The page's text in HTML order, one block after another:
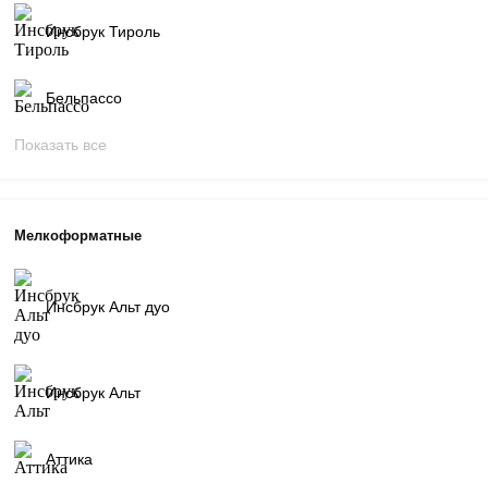
Инсбрук Тироль
Бельпассо
Показать все
Мелкоформатные
Инсбрук Альт дуо
Инсбрук Альт
Аттика